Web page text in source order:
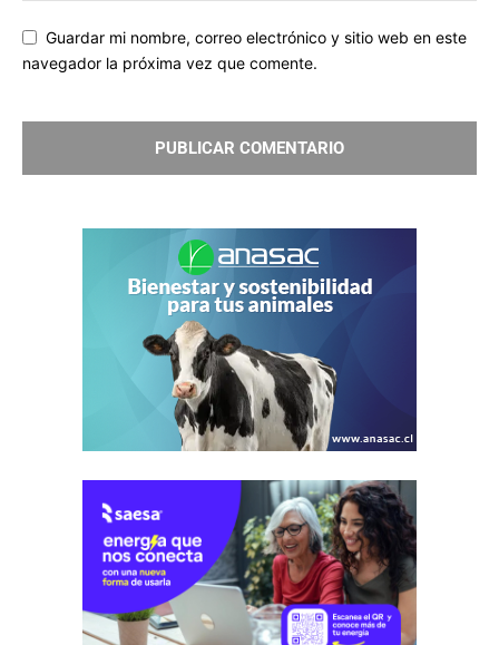
Guardar mi nombre, correo electrónico y sitio web en este
navegador la próxima vez que comente.